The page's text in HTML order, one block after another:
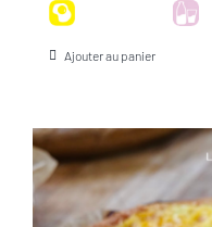
Ajouter au panier